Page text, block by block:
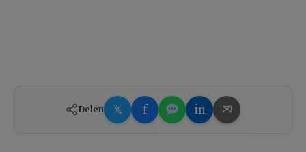
Delen 𝕏 f in ✉